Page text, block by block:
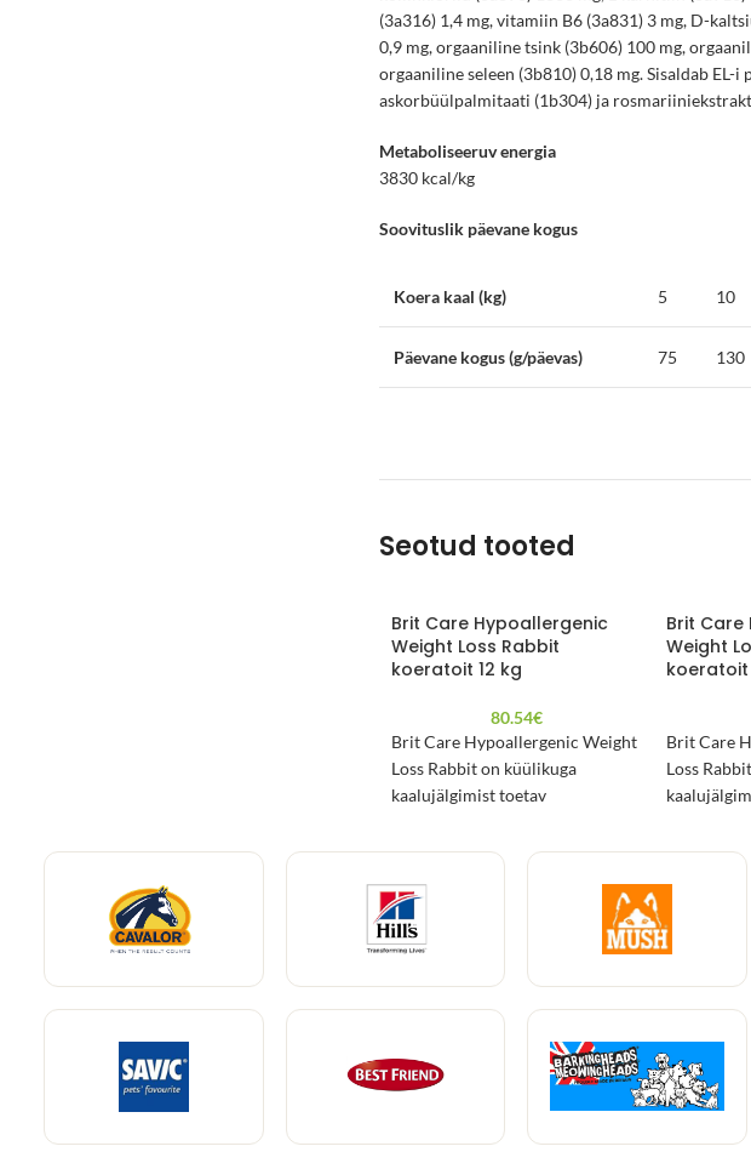
(3a316) 1,4 mg, vitamiin B6 (3a831) 3 mg, D-
0,9 mg, orgaaniline tsink (3b606) 100 mg,
orgaaniline seleen (3b810) 0,18 mg. Sisaldab
askorbüülpalmitaati (1b304) ja
Metaboliseeruv energia
3830 kcal/kg
Soovituslik päevane kogus
Koera kaal (kg) 5 10
Päevane kogus (g/päevas) 75 130
Seotud tooted
Brit Care Hypoallergenic
Weight Loss Rabbit
koeratoit 12 kg
80.54€
Brit Care Hypoallergenic Weight
Loss Rabbit on küülikuga
kaalujälgimist toetav
pakendis.
Brit
Weight
koeratoit
Brit Care
Loss
pakendis.